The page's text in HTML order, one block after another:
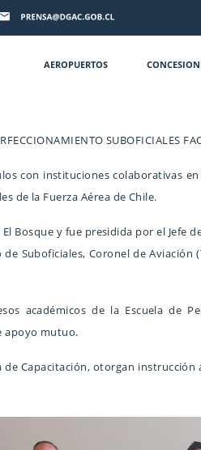
AEROPUERTOS
SUBOFICIALES
con instituciones colaborativas
de la Fuerza Aérea de Chile.
Bosque y fue presidida por el Jefe
Suboficiales, Coronel de
académicos de la Escuela de
apoyo mutuo.
Capacitación, otorgan